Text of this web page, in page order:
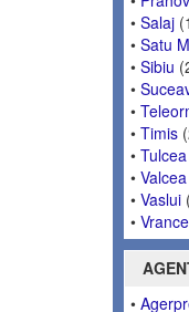
• Salaj
• Satu
• Sibiu
•
•
• Timis
• Tulcea
• Valcea
• Vaslui
•
•